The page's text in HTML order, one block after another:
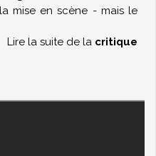
mise en scène - mais le
Lire la suite de la critique